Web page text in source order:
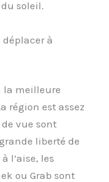
soleil.
à
la meilleure
région est assez
vue sont
liberté de
l’aise, les
ou Grab sont